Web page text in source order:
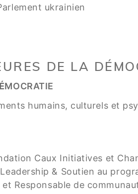
ukrainien
DE LA
ÉMOCRATIE
humains, culturels et
Caux Initiatives et
& Soutien au
Responsable de